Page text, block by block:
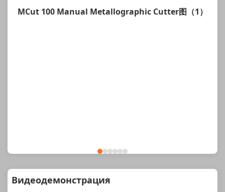
MCut 100 Manual Metallographic Cutter图（1）
Видеодемонстрация